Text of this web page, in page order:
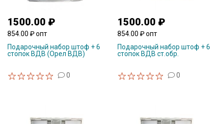
1500.00 ₽
854.00 ₽ опт
Подарочный набор штоф + 6
стопок ВДВ (Орел ВДВ)
0
1500.00 ₽
854.00 ₽ опт
Подарочный набор штоф + 6
стопок ВДВ ст.обр.
0